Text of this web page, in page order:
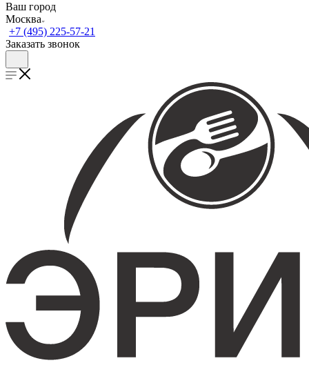
Ваш город
Москва
+7 (495) 225-57-21
Заказать звонок